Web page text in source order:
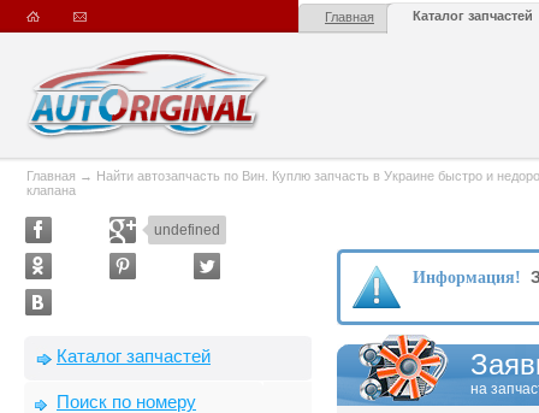
Главная Каталог запчастей
Главная → Найти автозапчасть по Вин. Куплю запчасть в Украине быстро и
клапана
undefined
Каталог запчастей
Поиск по номеру
Информация!
на